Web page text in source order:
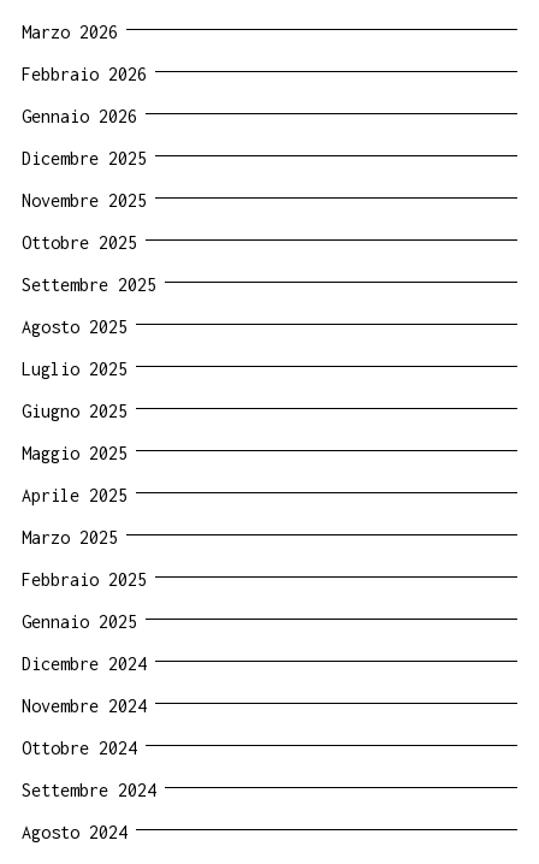
Marzo 2026
Febbraio 2026
Gennaio 2026
Dicembre 2025
Novembre 2025
Ottobre 2025
Settembre 2025
Agosto 2025
Luglio 2025
Giugno 2025
Maggio 2025
Aprile 2025
Marzo 2025
Febbraio 2025
Gennaio 2025
Dicembre 2024
Novembre 2024
Ottobre 2024
Settembre 2024
Agosto 2024